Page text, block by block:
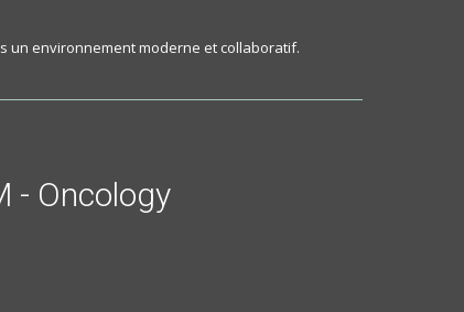
un environnement moderne et collaboratif.
- Oncology